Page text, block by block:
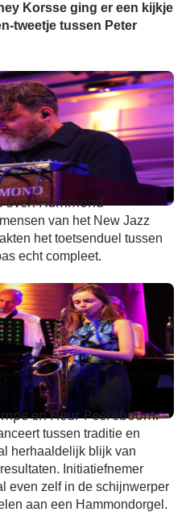
Korsse ging er een kijkje
tweetje tussen Peter
Sven Hammond
van het New Jazz
het toetsenduel tussen
echt compleet.
en Fleur Peereboom.
tussen traditie en
herhaaldelijk blijk van
Initiatiefnemer
even zelf in de schijnwerper
aan een Hammondorgel.